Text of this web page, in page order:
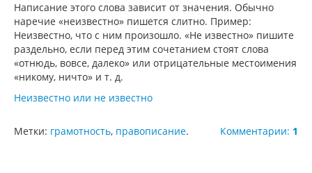
Написание этого слова зависит от значения. Обычно
наречие «неизвестно» пишется слитно. Пример:
Неизвестно, что с ним произошло. «Не известно» пишите
раздельно, если перед этим сочетанием стоят слова
«отнюдь, вовсе, далеко» или отрицательные местоимения
«никому, ничто» и т. д.
Неизвестно или не известно
Комментарии: 1
Метки: грамотность, правописание.